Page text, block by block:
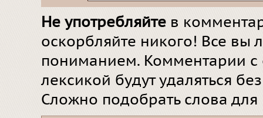
Не употребляйте в
оскорбляйте никого! Все вы
пониманием. Комментарии
лексикой будут удаляться
Сложно подобрать слова